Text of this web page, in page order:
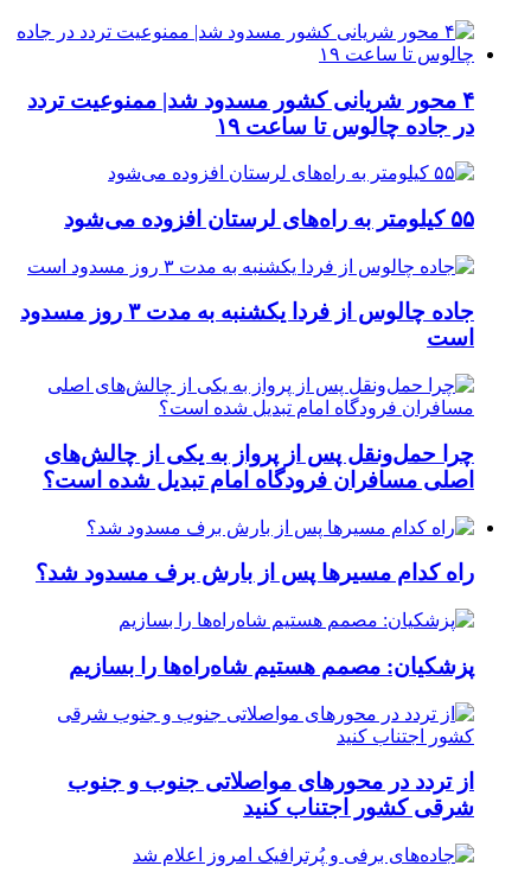
۴ محور شریانی کشور مسدود شد| ممنوعیت تردد
در جاده چالوس تا ساعت ۱۹
۵۵ کیلومتر به راه‌های لرستان افزوده می‌شود
جاده چالوس از فردا یکشنبه به مدت ۳ روز مسدود
است
چرا حمل‌ونقل پس از پرواز به یکی از چالش‌های
اصلی مسافران فرودگاه امام تبدیل شده است؟
راه کدام مسیرها پس از بارش برف مسدود شد؟
پزشکیان: مصمم هستیم شاه‌راه‌ها را بسازیم
از تردد در محورهای مواصلاتی جنوب و جنوب
شرقی کشور اجتناب کنید